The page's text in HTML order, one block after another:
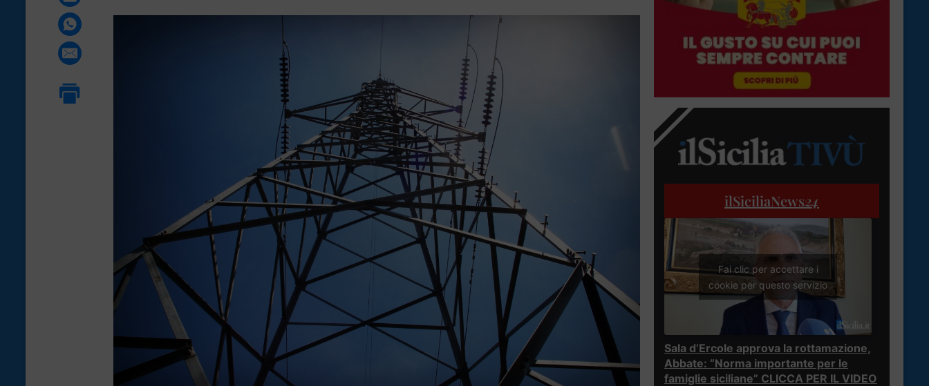
ilSiciliaNews24
Fai clic per accettare i
cookie per questo servizio
Sala d’Ercole approva la rottamazione,
Abbate: “Norma importante per le
famiglie siciliane” CLICCA PER IL VIDEO